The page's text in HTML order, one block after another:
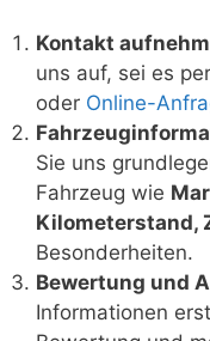
Kontakt
uns auf, sei es
oder Online-
Sie uns
Fahrzeug wie
Kilometerstand,
Besonderheiten.
Bewertung und
Informationen